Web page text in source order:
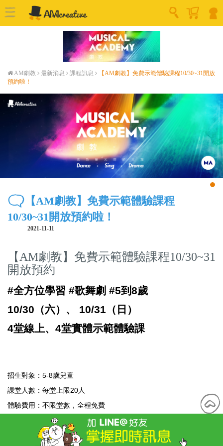
AM劇教 最新消息 課程訊息
【AM劇教】免費示範體驗課程10/30~31開放
預約啦！
【AM劇教】免費示範體驗課程
10/30~31開放預約啦！
2021-11-11
【AM劇教】免費示範體驗課程10/30~31
開放預約
#全方位學習 #歌舞劇 #5到8歲
10/30（六）、 10/31（日）
4堂線上、4堂實體示範體驗課
招生對象：5-8歲兒童
課堂人數：每堂上限20人
體驗費用：不限堂數，全程免費
課程說明：每人不限堂數皆可報名，線上課程、實體課程請勿同時
報名。主辦單位有權變更或取消活動。